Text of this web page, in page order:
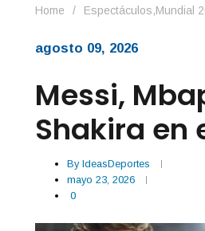
Home / Espectáculos,Mundial
agosto 09, 2026
Messi,
Shakira en
By IdeasDeportes
mayo 23, 2026
0